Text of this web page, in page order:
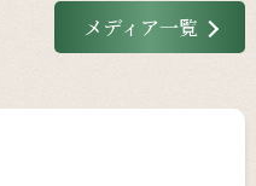
メディア一覧